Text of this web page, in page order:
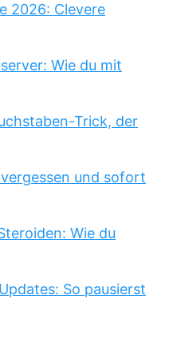
2026: Clevere
Wie du mit
Trick, der
und sofort
Wie du
So pausierst